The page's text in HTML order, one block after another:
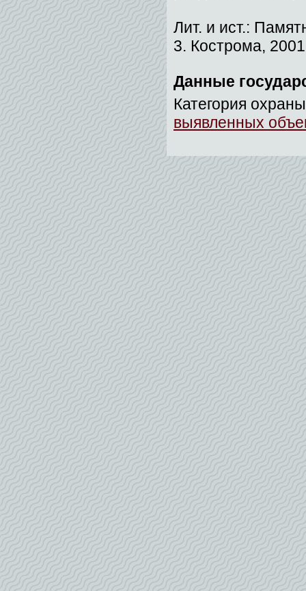
Лит. и ист.:
3. Кострома,
Данные
Категория
выявленных